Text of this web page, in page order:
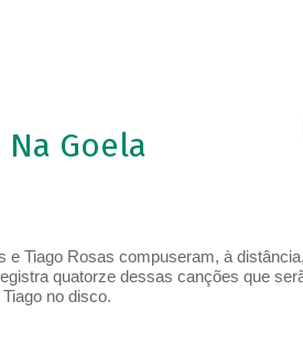
Na Goela
e Tiago Rosas compuseram, à
quatorze dessas canções que
no disco.